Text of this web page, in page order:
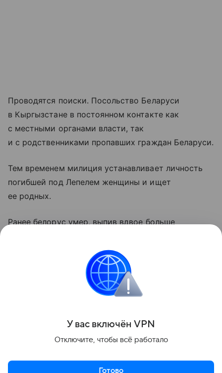
Проводятся поиски. Посольство Беларуси
в Кыргызстане в постоянном контакте как
с местными органами власти, так
и с родственниками пропавших граждан Беларуси.
Тем временем милиция устанавливает личность
погибшей под Лепелем женщины и ищет
ее родных.
Ранее белорус умер, выпив вдвое больше
Кроме того, в Быхове тела трех человек нашли
в частном доме: «Тревогу забили соседи,
обратившие внимание на специфический запах».
Поделиться
У вас включён VPN
Отключите, чтобы всё работало
Готово